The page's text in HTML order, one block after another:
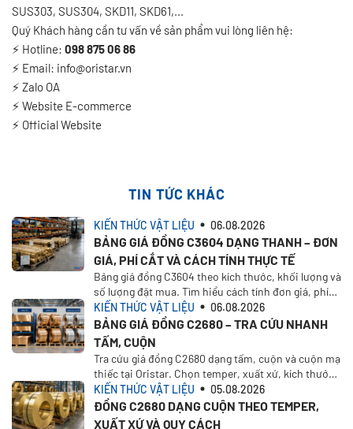
SUS303, SUS304, SKD11, SKD61,...
Quý Khách hàng cần tư vấn về sản phẩm vui lòng liên hệ:
⚡ Hotline: 098 875 06 86
⚡ Email: info@oristar.vn
⚡ Zalo OA
⚡ Website E-commerce
⚡ Official Website
TIN TỨC KHÁC
KIẾN THỨC VẬT LIỆU 06.08.2026
BẢNG GIÁ ĐỒNG C3604 DẠNG THANH – ĐƠN
GIÁ, PHÍ CẮT VÀ CÁCH TÍNH THỰC TẾ
Bảng giá đồng C3604 theo kích thước, khối lượng và
số lượng đặt mua. Tìm hiểu cách tính đơn giá, phí
cắt, VAT, vận chuyển và nhận báo giá tại Oristar
KIẾN THỨC VẬT LIỆU 06.08.2026
BẢNG GIÁ ĐỒNG C2680 – TRA CỨU NHANH
TẤM, CUỘN
Tra cứu giá đồng C2680 dạng tấm, cuộn và cuộn mạ
thiếc tại Oristar. Chọn temper, xuất xứ, kích thước,
khối lượng để tính giá theo nhu cầu thực tế
KIẾN THỨC VẬT LIỆU 05.08.2026
ĐỒNG C2680 DẠNG CUỘN THEO TEMPER,
XUẤT XỨ VÀ QUY CÁCH